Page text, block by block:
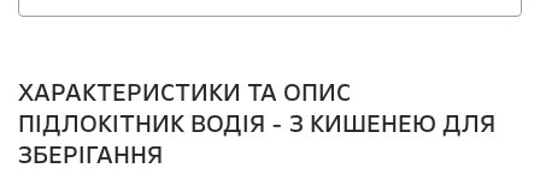
ХАРАКТЕРИСТИКИ ТА ОПИС
ПІДЛОКІТНИК ВОДІЯ - З КИШЕНЕЮ ДЛЯ
ЗБЕРІГАННЯ